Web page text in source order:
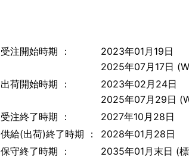
受注開始時期 ：
2023年01月19日
2025年07月17日
出荷開始時期 ：
2023年02月24日
2025年07月29日
受注終了時期 ：
2027年10月28日
供給(出荷)終了時期 ：
2028年01月28日
保守終了時期 ：
2035年01月末日 (